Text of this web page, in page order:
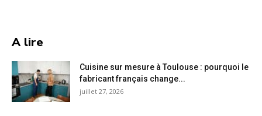
A lire
Cuisine sur mesure à Toulouse : pourquoi le
fabricant français change...
juillet 27, 2026